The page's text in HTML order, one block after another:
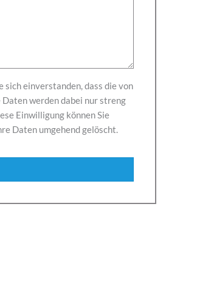
einverstanden, dass die von
werden dabei nur streng
Einwilligung können Sie
Daten umgehend gelöscht.